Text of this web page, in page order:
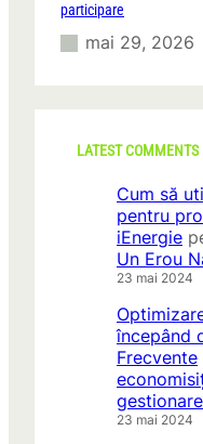
participare
mai 29, 2026
LATEST COMMENTS
Cum să
pentru
iEnergie
Un Erou
23 mai 2024
începând
Frecvente
23 mai 2024